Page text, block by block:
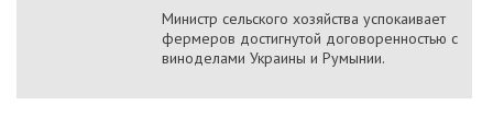
Министр сельского хозяйства успокаивает
фермеров достигнутой договоренностью с
виноделами Украины и Румынии.